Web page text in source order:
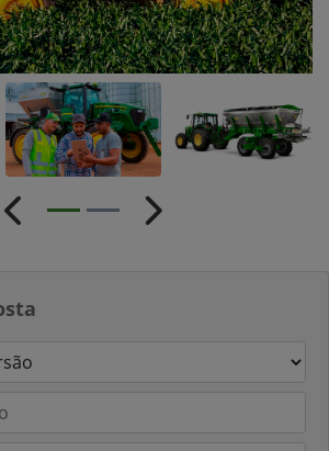
Anterior Próximo